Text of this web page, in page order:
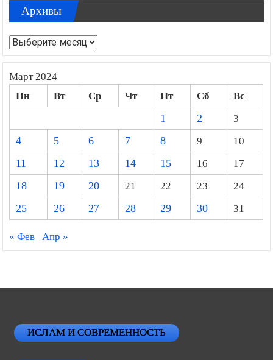
Архивы
Архивы
Март 2024
Пн Вт Ср Чт Пт Сб
Вс
1
2
3
4
5 6 7 8 9
10
11
12 13 14 15 16
17
18
19 20 21 22 23
24
25
26 27 28 29 30 31
« Фев Апр »
ИСЛАМ И СОВРЕМЕННОСТЬ